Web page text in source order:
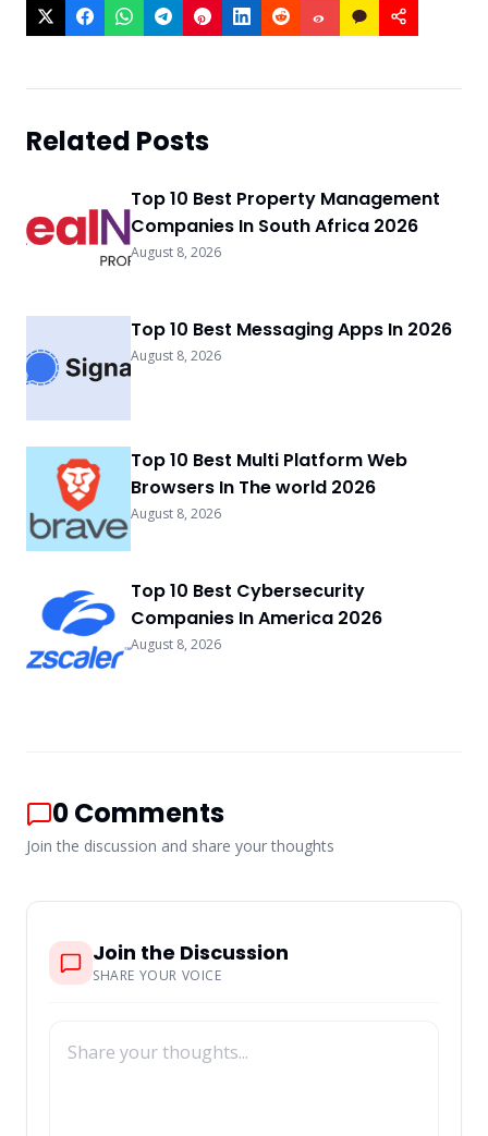
Related Posts
Top 10 Best Property Management
Companies In South Africa 2026
August 8, 2026
Top 10 Best Messaging Apps In 2026
August 8, 2026
Top 10 Best Multi Platform Web
Browsers In The world 2026
August 8, 2026
Top 10 Best Cybersecurity
Companies In America 2026
August 8, 2026
0Comments
Join the discussion and share your thoughts
Join the Discussion
SHARE YOUR VOICE